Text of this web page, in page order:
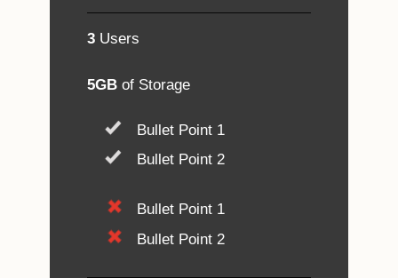
3Users
5GBof Storage
Bullet Point 1
Bullet Point 2
Bullet Point 1
Bullet Point 2